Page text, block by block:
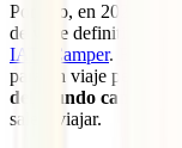
Por ello, en 2022
de viaje definitivo para
IATI Camper. Esta
para un viaje pero,
del mundo camper
sale a viajar.